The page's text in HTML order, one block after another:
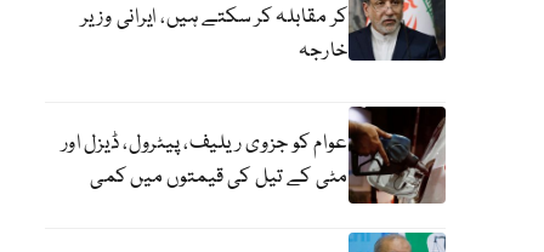
کر مقابلہ کر سکتے ہیں، ایرانی وزیر
خارجہ
عوام کو جزوی ریلیف، پیٹرول، ڈیزل اور
مٹی کے تیل کی قیمتوں میں کمی